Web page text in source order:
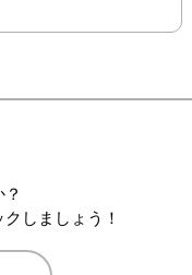
しましょう！